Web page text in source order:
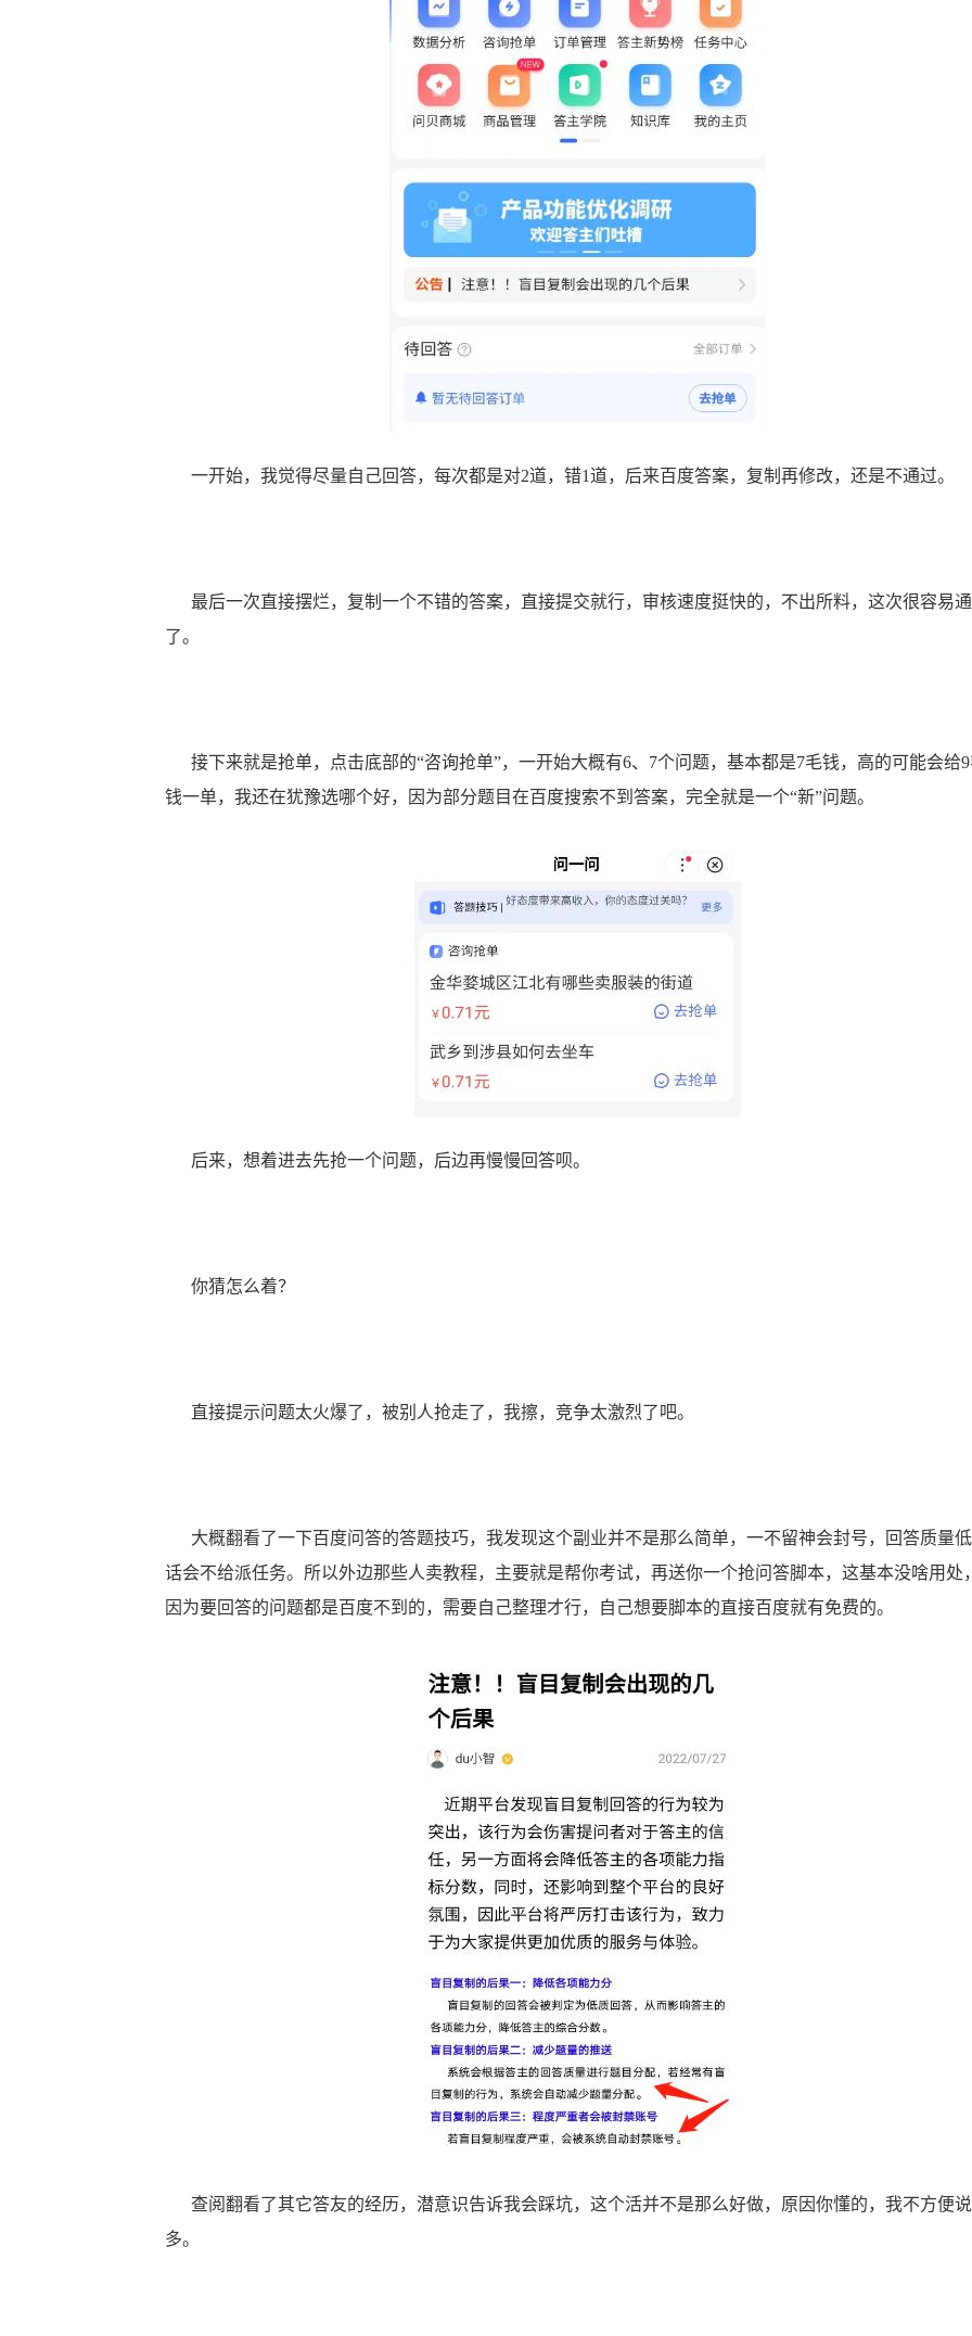
一开始，我觉得尽量自己回答，每次都是对2道，错1道，后来百度答案，复制再修改，还是不通过。
最后一次直接摆烂，复制一个不错的答案，直接提交就行，审核速度挺快的，不出所料，这次很容易
了。
接下来就是抢单，点击底部的“咨询抢单”，一开始大概有6、7个问题，基本都是7毛钱，高的可能会给
钱一单，我还在犹豫选哪个好，因为部分题目在百度搜索不到答案，完全就是一个“新”问题。
后来，想着进去先抢一个问题，后边再慢慢回答呗。
你猜怎么着？
直接提示问题太火爆了，被别人抢走了，我擦，竞争太激烈了吧。
大概翻看了一下百度问答的答题技巧，我发现这个副业并不是那么简单，一不留神会封号，回答质量
话会不给派任务。所以外边那些人卖教程，主要就是帮你考试，再送你一个抢问答脚本，这基本没啥用处
因为要回答的问题都是百度不到的，需要自己整理才行，自己想要脚本的直接百度就有免费的。
查阅翻看了其它答友的经历，潜意识告诉我会踩坑，这个活并不是那么好做，原因你懂的，我不方便
多。